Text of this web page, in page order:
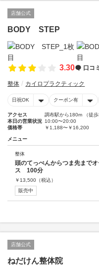
店舗公式
BODY STEP
3.30 口コミ
整体 カイロプラクティック
日祝OK クーポン有
アクセス
調布駅から180m （徒歩
本日の営業状況 10:00〜20:00
価格帯
￥1,188〜￥16,200
メニュー
整体
頭のてっぺんからつま先まで
ス 100分
￥ 13,500 （税込）
販売中
店舗公式
ねだけん整体院